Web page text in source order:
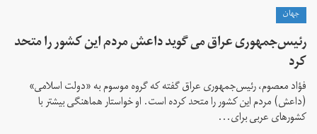
جهان
رئیس‌جمهوری عراق می گوید داعش مردم این کشور را متحد
کرد
فؤاد معصوم، رئیس‌جمهوری عراق گفته که گروه موسوم به «دولت اسلامی»
(داعش) مردم این کشور را متحد کرده است. او خواستار هماهنگی بیشتر با
کشورهای عربی برای...